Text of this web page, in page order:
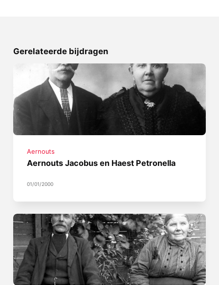
Gerelateerde bijdragen
Aernouts
Aernouts Jacobus en Haest Petronella
01/01/2000